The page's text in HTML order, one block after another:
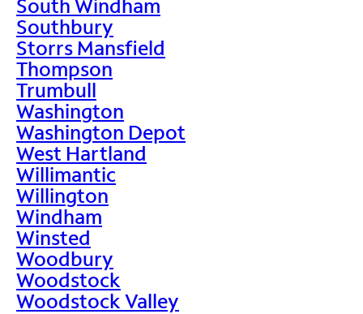
South Windham
Southbury
Storrs Mansfield
Thompson
Trumbull
Washington
Washington Depot
West Hartland
Willimantic
Willington
Windham
Winsted
Woodbury
Woodstock
Woodstock Valley